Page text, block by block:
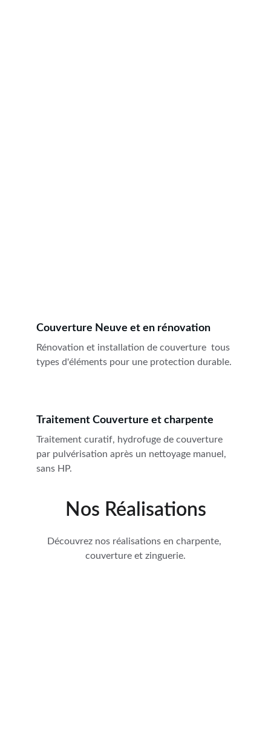
Couverture Neuve et en rénovation
Rénovation et installation de couverture  tous
types d'éléments pour une protection durable.
Traitement curatif, hydrofuge de couverture
par pulvérisation après un nettoyage manuel,
sans HP.
Traitement Couverture et charpente
Nos Réalisations
Découvrez nos réalisations en charpente,
couverture et zinguerie.